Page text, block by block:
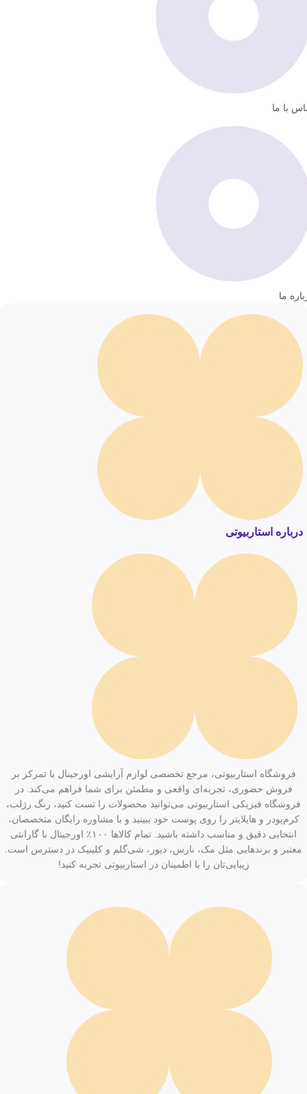
با ما
ما
درباره استاربیوتی
فروشگاه استاربیوتی، مرجع تخصصی لوازم آرایشی اورجینال با تمرکز بر
فروش حضوری، تجربه‌ای واقعی و مطمئن برای شما فراهم می‌کند. در
فروشگاه فیزیکی استاربیوتی می‌توانید محصولات را تست کنید، رنگ رژلب،
کرم‌پودر و هایلایتر را روی پوست خود ببینید و با مشاوره رایگان متخصصان،
انتخابی دقیق و مناسب داشته باشید. تمام کالاها ۱۰۰٪ اورجینال با گارانتی
معتبر و برندهایی مثل مک، نارس، دیور، شی‌گلم و کلینیک در دسترس است.
زیبایی‌تان را با اطمینان در استاربیوتی تجربه کنید!